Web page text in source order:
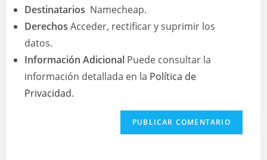
Destinatarios Namecheap.
Derechos Acceder, rectificar y suprimir los
datos.
Información Adicional Puede consultar la
información detallada en la Política de
Privacidad.